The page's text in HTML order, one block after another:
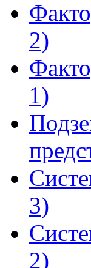
2)
1)
3)
2)